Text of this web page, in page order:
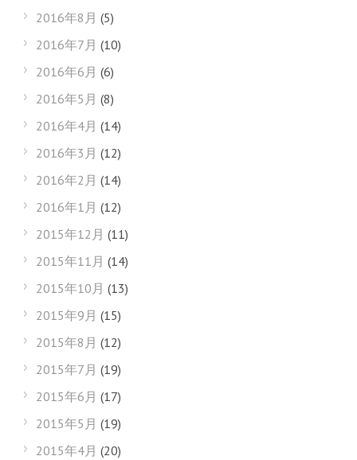
2016年8月 (5)
2016年7月 (10)
2016年6月 (6)
2016年5月 (8)
2016年4月 (14)
2016年3月 (12)
2016年2月 (14)
2016年1月 (12)
2015年12月 (11)
2015年11月 (14)
2015年10月 (13)
2015年9月 (15)
2015年8月 (12)
2015年7月 (19)
2015年6月 (17)
2015年5月 (19)
2015年4月 (20)